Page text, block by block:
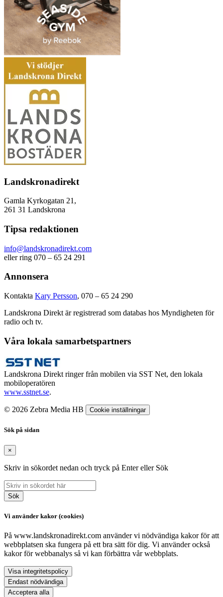
Landskronadirekt
Gamla Kyrkogatan 21,
261 31 Landskrona
Tipsa redaktionen
info@landskronadirekt.com
eller ring 070 – 65 24 291
Annonsera
Kontakta Kary Persson, 070 – 65 24 290
Landskrona Direkt är registrerad som databas hos Myndigheten för
radio och tv.
Våra lokala samarbetspartners
Landskrona Direkt ringer från mobilen via SST Net, den lokala
mobiloperatören
www.sstnet.se.
© 2026 Zebra Media HB Cookie inställningar
Sök på sidan
×
Skriv in sökordet nedan och tryck på Enter eller Sök
Sök
Vi använder kakor (cookies)
På www.landskronadirekt.com använder vi nödvändiga kakor för att
webbplatsen ska fungera på ett bra sätt för dig. Vi använder också
kakor för webbanalys så vi kan förbättra vår webbplats.
Visa integritetspolicy
Endast nödvändiga
Acceptera alla